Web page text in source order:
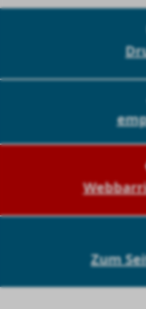
Zum